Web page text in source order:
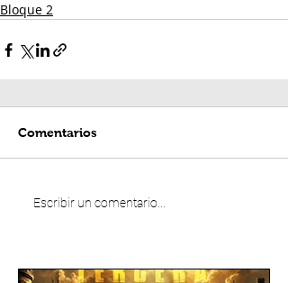
Bloque 2
Comentarios
Escribir un comentario...